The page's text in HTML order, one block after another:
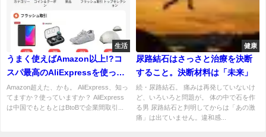
生活
うまく使えばAmazon以上!?コ
スパ最高のAliExpressを使って
みる。
Amazon超えた、かも。 AliExpress、知っ
てますか？使っていますか？ AliExpress
は中国でもともとはBtoBで企業間取引...
健康
尿路結石はさっさと治療を決断
すること。決断材料は「未来」
続・尿路結石。 痛みは再発していないけ
ど、いろいろと問題が。 体の中で石を作
る男 尿路結石と判明してからは「あの激
痛」は出ていません。違和感...